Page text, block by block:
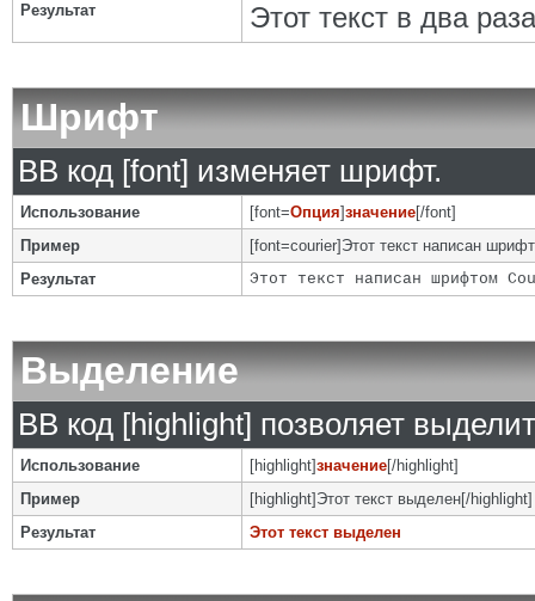
Результат
Этот текст в два
Шрифт
BB код [font] изменяет шрифт.
Использование [font=Опция]значение[/font]
Пример
[font=courier]Этот текст написан
Результат
Этот текст написан шрифтом
Выделение
BB код [highlight] позволяет
Использование [highlight]значение[/highlight]
Пример
[highlight]Этот текст выделен[/highlight]
Результат
Этот текст выделен